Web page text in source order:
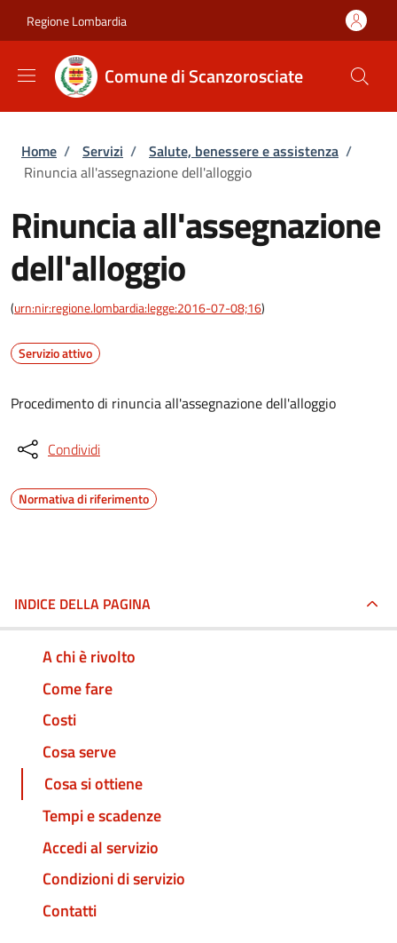
Regione Lombardia
Comune di Scanzorosciate
Briciole di pane
Home / Servizi / Salute, benessere e assistenza /
Rinuncia all'assegnazione dell'alloggio
Rinuncia all'assegnazione
dell'alloggio
(urn:nir:regione.lombardia:legge:2016-07-08;16)
Servizio attivo
Procedimento di rinuncia all'assegnazione dell'alloggio
Condividi
Normativa di riferimento
INDICE DELLA PAGINA
A chi è rivolto
Come fare
Costi
Cosa serve
Cosa si ottiene
Tempi e scadenze
Accedi al servizio
Condizioni di servizio
Contatti